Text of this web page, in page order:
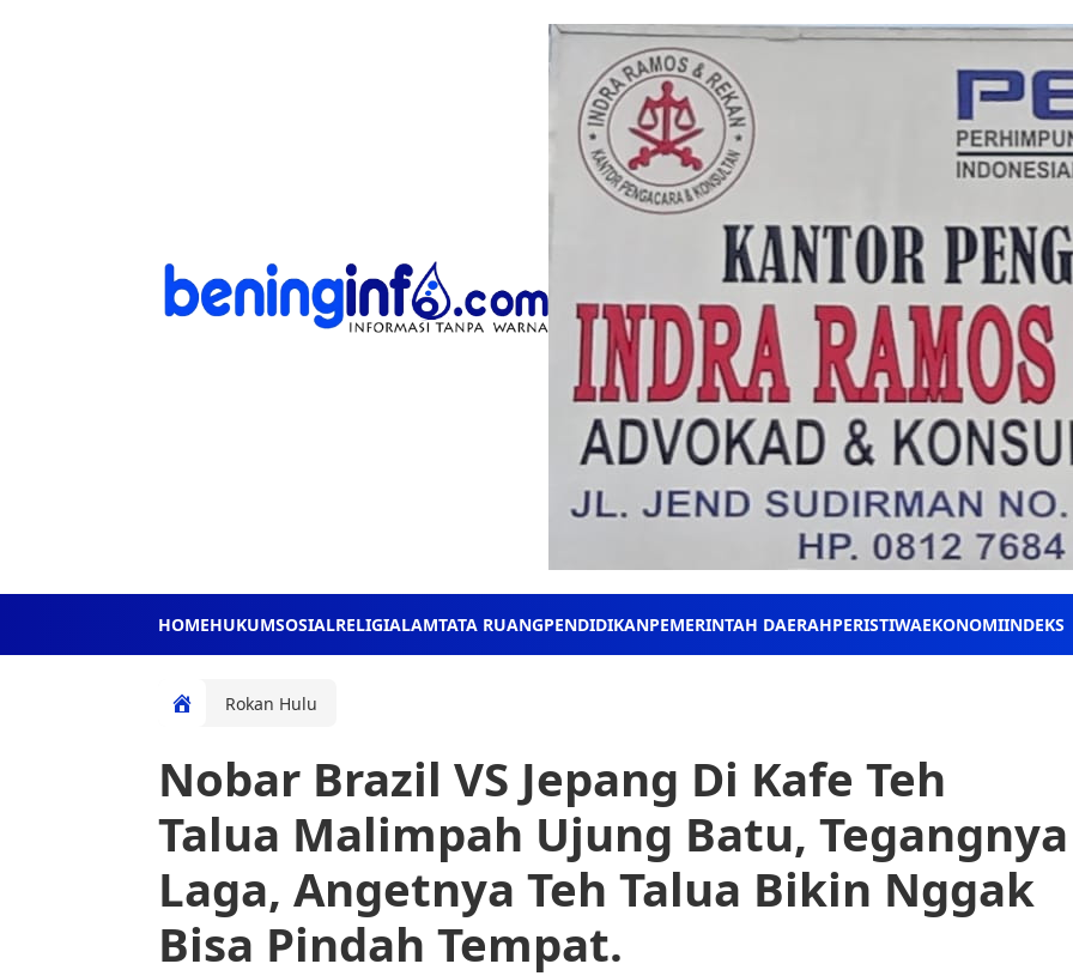
HOMEHUKUMSOSIALRELIGIALAMTATA RUANGPENDIDIKANPEMERINTAH DAERAHPERISTIWAEKONOMIINDEKS
Rokan Hulu
Nobar Brazil VS Jepang Di Kafe Teh
Talua Malimpah Ujung Batu, Tegangnya
Laga, Angetnya Teh Talua Bikin Nggak
Bisa Pindah Tempat.